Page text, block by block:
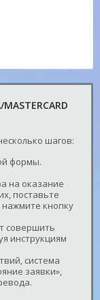
шагов:
формы.
на оказание
поставьте
нажмите кнопку
совершить
инструкциям
система
заявки»,